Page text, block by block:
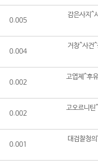
0.005
감은사지^
0.004
거창^사건
0.002
고엽제^후
0.002
고오르니틴
0.001
대검찰청